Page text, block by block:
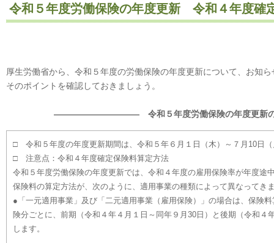
令和５年度労働保険の年度更新 令和４年度確
厚生労働省から、令和５年度の労働保険の年度更新について、お知
そのポイントを確認しておきましょう。
―――――――――― 令和５年度労働保険の年度更
□ 令和５年度の年度更新期間は、令和５年６月１日（木）～７月10日
□ 注意点：令和４年度確定保険料算定方法
令和５年度労働保険の年度更新では、令和４年度の雇用保険率が年度途
保険料の算定方法が、次のように、適用事業の種類によって異なってき
●「一元適用事業」及び「二元適用事業（雇用保険）」の場合は、保険
険分ごとに、前期（令和４年４月１日～同年９月30日）と後期（令和４
します。